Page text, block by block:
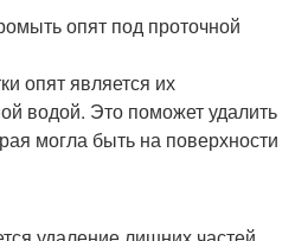
опят под проточной
опят является их
водой. Это поможет удалить
могла быть на поверхности